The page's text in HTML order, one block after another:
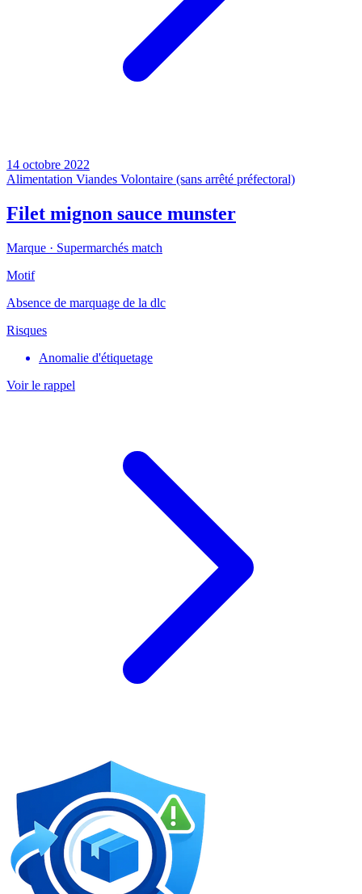
14 octobre 2022
Alimentation Viandes Volontaire (sans arrêté préfectoral)
Filet mignon sauce munster
Marque · Supermarchés match
Motif
Absence de marquage de la dlc
Risques
Anomalie d'étiquetage
Voir le rappel